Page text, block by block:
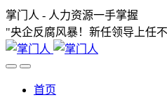
掌门人 - 人力资源一手掌握
"央企反腐风暴！新任领导上任
首页